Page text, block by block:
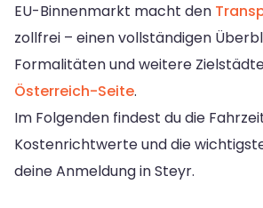
EU-Binnenmarkt macht den
zollfrei – einen vollständigen
Formalitäten und weitere
Österreich-Seite.
Im Folgenden findest du die
Kostenrichtwerte und die
deine Anmeldung in Steyr.